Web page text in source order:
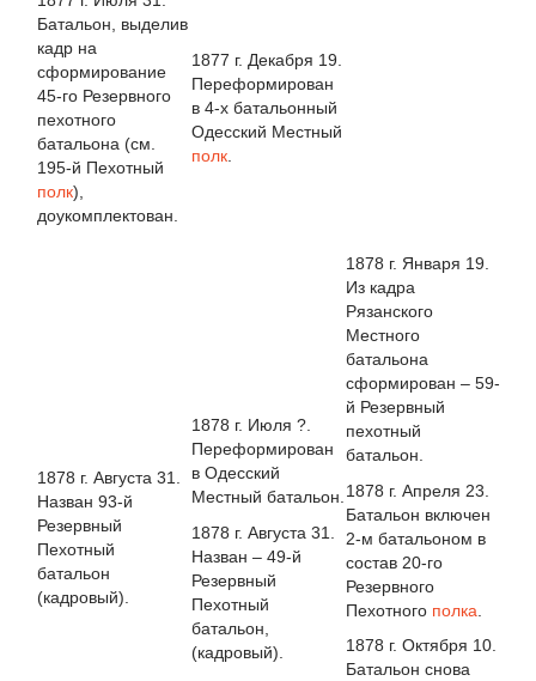
Батальон, выделив
кадр на
сформирование
45-го Резервного
пехотного
батальона (см.
195-й Пехотный
полк),
доукомплектован.
1877 г. Декабря 19.
Переформирован
в 4-х батальонный
Одесский Местный
полк.
1878 г. Августа 31.
Назван 93-й
Резервный
Пехотный
батальон
(кадровый).
1878 г. Июля ?.
Переформирован
в Одесский
Местный батальон.
1878 г. Августа 31.
Назван – 49-й
Резервный
Пехотный
батальон,
(кадровый).
1878 г. Января 19.
Из кадра
Рязанского
Местного
батальона
сформирован – 59-
й Резервный
пехотный
батальон.
1878 г. Апреля 23.
Батальон включен
2-м батальоном в
состав 20-го
Резервного
Пехотного полка
1878 г. Октября 10.
Батальон снова